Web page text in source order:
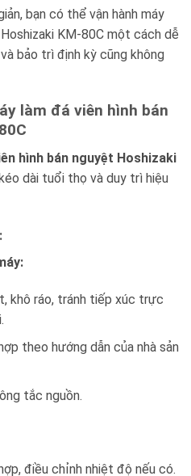
bạn có thể vận hành máy
KM-80C một cách dễ
bảo trì định kỳ cũng không
làm đá viên hình bán
hình bán nguyệt Hoshizaki
dài tuổi thọ và duy trì hiệu
khô ráo, tránh tiếp xúc trực
theo hướng dẫn của nhà sản
tắc nguồn.
điều chỉnh nhiệt độ nếu có.